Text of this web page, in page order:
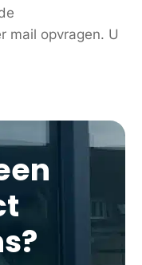
mail opvragen. U